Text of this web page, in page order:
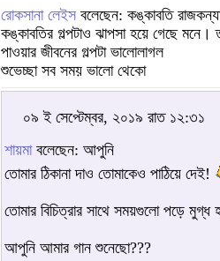
রোকসানা লেইস বলেছেন: কঙ্কাবতি
কঙ্কাবতির গল্পটাও ঝাপসা হয়ে গেছে মনে।
পাওয়ার জীবনের গল্পটা ভালোলাগল
শুভেচ্ছা সব সময় ভালো থেকো
০৯ ই সেপ্টেম্বর, ২০১৯ রাত ১২:৩১
শায়মাবলেছেন: আপুনি
তোমার ঠিকানা দাও তোমাকেও পাঠিয়ে দেই!
তোমার বিচিত্রার সাথে সময়গুলো পড়ে মুগ্ধ
আপুনি আমার গান শুনেছো???